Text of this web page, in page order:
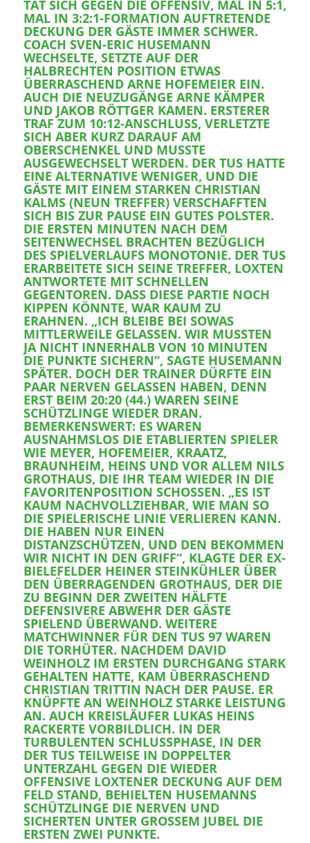
TAT SICH GEGEN DIE OFFENSIV, MAL IN 5:1,
MAL IN 3:2:1-FORMATION AUFTRETENDE
DECKUNG DER GÄSTE IMMER SCHWER.
COACH SVEN-ERIC HUSEMANN
WECHSELTE, SETZTE AUF DER
HALBRECHTEN POSITION ETWAS
ÜBERRASCHEND ARNE HOFEMEIER EIN.
AUCH DIE NEUZUGÄNGE ARNE KÄMPER
UND JAKOB RÖTTGER KAMEN. ERSTERER
TRAF ZUM 10:12-ANSCHLUSS, VERLETZTE
SICH ABER KURZ DARAUF AM
OBERSCHENKEL UND MUSSTE
AUSGEWECHSELT WERDEN. DER TUS HATTE
EINE ALTERNATIVE WENIGER, UND DIE
GÄSTE MIT EINEM STARKEN CHRISTIAN
KALMS (NEUN TREFFER) VERSCHAFFTEN
SICH BIS ZUR PAUSE EIN GUTES POLSTER.
DIE ERSTEN MINUTEN NACH DEM
SEITENWECHSEL BRACHTEN BEZÜGLICH
DES SPIELVERLAUFS MONOTONIE. DER TUS
ERARBEITETE SICH SEINE TREFFER, LOXTEN
ANTWORTETE MIT SCHNELLEN
GEGENTOREN. DASS DIESE PARTIE NOCH
KIPPEN KÖNNTE, WAR KAUM ZU
ERAHNEN. „ICH BLEIBE BEI SOWAS
MITTLERWEILE GELASSEN. WIR MUSSTEN
JA NICHT INNERHALB VON 10 MINUTEN
DIE PUNKTE SICHERN“, SAGTE HUSEMANN
SPÄTER. DOCH DER TRAINER DÜRFTE EIN
PAAR NERVEN GELASSEN HABEN, DENN
ERST BEIM 20:20 (44.) WAREN SEINE
SCHÜTZLINGE WIEDER DRAN.
BEMERKENSWERT: ES WAREN
AUSNAHMSLOS DIE ETABLIERTEN SPIELER
WIE MEYER, HOFEMEIER, KRAATZ,
BRAUNHEIM, HEINS UND VOR ALLEM NILS
GROTHAUS, DIE IHR TEAM WIEDER IN DIE
FAVORITENPOSITION SCHOSSEN. „ES IST
KAUM NACHVOLLZIEHBAR, WIE MAN SO
DIE SPIELERISCHE LINIE VERLIEREN KANN.
DIE HABEN NUR EINEN
DISTANZSCHÜTZEN, UND DEN BEKOMMEN
WIR NICHT IN DEN GRIFF“, KLAGTE DER EX-
BIELEFELDER HEINER STEINKÜHLER ÜBER
DEN ÜBERRAGENDEN GROTHAUS, DER DIE
ZU BEGINN DER ZWEITEN HÄLFTE
DEFENSIVERE ABWEHR DER GÄSTE
SPIELEND ÜBERWAND. WEITERE
MATCHWINNER FÜR DEN TUS 97 WAREN
DIE TORHÜTER. NACHDEM DAVID
WEINHOLZ IM ERSTEN DURCHGANG STARK
GEHALTEN HATTE, KAM ÜBERRASCHEND
CHRISTIAN TRITTIN NACH DER PAUSE. ER
KNÜPFTE AN WEINHOLZ STARKE LEISTUNG
AN. AUCH KREISLÄUFER LUKAS HEINS
RACKERTE VORBILDLICH. IN DER
TURBULENTEN SCHLUSSPHASE, IN DER
DER TUS TEILWEISE IN DOPPELTER
UNTERZAHL GEGEN DIE WIEDER
OFFENSIVE LOXTENER DECKUNG AUF DEM
FELD STAND, BEHIELTEN HUSEMANNS
SCHÜTZLINGE DIE NERVEN UND
SICHERTEN UNTER GROSSEM JUBEL DIE E
RSTEN ZWEI PUNKTE.